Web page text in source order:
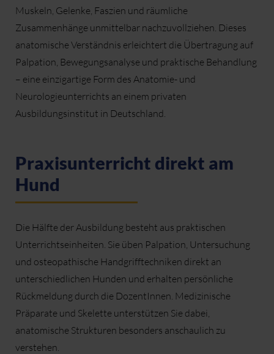
Muskeln, Gelenke, Faszien und räumliche
Zusammenhänge unmittelbar nachzuvollziehen. Dieses
anatomische Verständnis erleichtert die Übertragung auf
Palpation, Bewegungsanalyse und praktische Behandlung
– eine einzigartige Form des Anatomie- und
Neurologieunterrichts an einem privaten
Ausbildungsinstitut in Deutschland.
Praxisunterricht direkt am
Hund
Die Hälfte der Ausbildung besteht aus praktischen
Unterrichtseinheiten. Sie üben Palpation, Untersuchung
und osteopathische Handgrifftechniken direkt an
unterschiedlichen Hunden und erhalten persönliche
Rückmeldung durch die DozentInnen. Medizinische
Präparate und Skelette unterstützen Sie dabei,
anatomische Strukturen besonders anschaulich zu
verstehen.